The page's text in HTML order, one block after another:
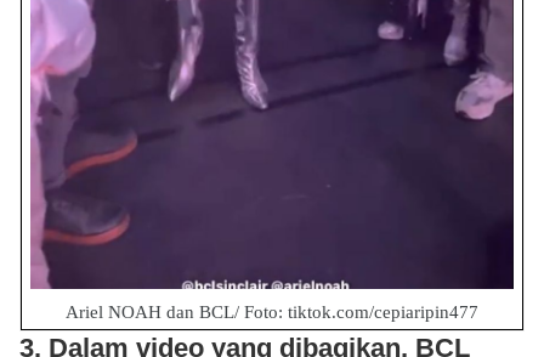
Ariel NOAH dan BCL/ Foto: tiktok.com/cepiaripin477
3. Dalam video yang dibagikan, BCL